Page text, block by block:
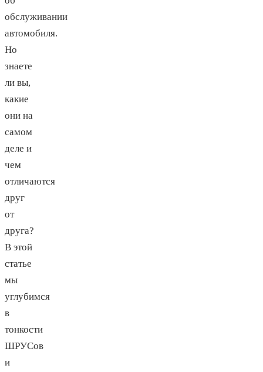
обслуживании
автомобиля.
Но
знаете
ли вы,
какие
они на
самом
деле и
чем
отличаются
друг
от
друга?
В этой
статье
мы
углубимся
в
тонкости
ШРУСов
и